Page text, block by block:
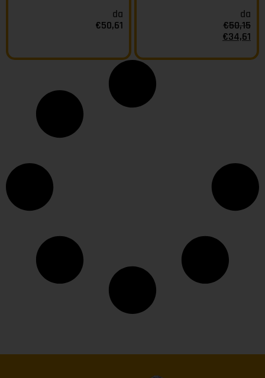
da
€50,61
da
€50,15
€34,61